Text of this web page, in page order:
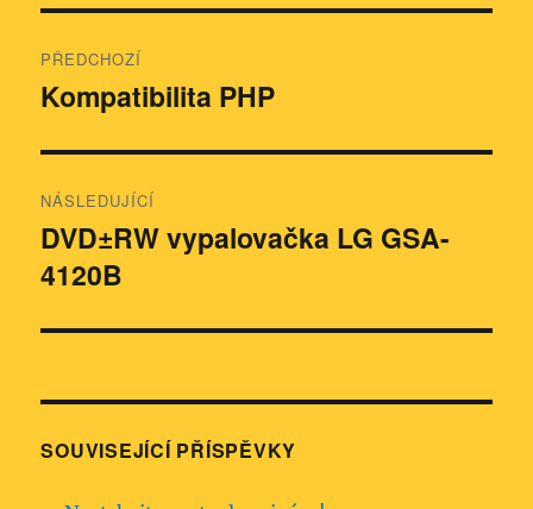
pro
PŘEDCHOZÍ
Předchozí
Kompatibilita PHP
NÁSLEDUJÍCÍ
Následující
příspěvek:
DVD±RW vypalovačka LG GSA-
4120B
SOUVISEJÍCÍ PŘÍSPĚVKY